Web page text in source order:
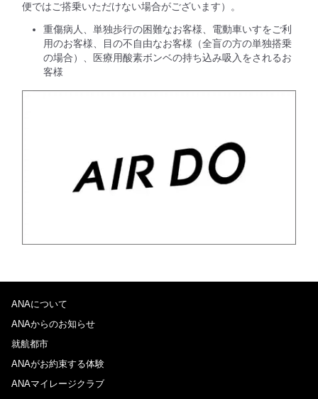
便ではご搭乗いただけない場合がございます）。
重傷病人、単独歩行の困難なお客様、電動車いすをご利
用のお客様、目の不自由なお客様（全盲の方の単独搭乗
の場合）、医療用酸素ボンベの持ち込み吸入をされるお
客様
ANAについて
ANAからのお知らせ
就航都市
ANAがお約束する体験
ANAマイレージクラブ